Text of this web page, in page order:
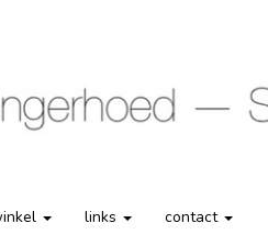
links contact